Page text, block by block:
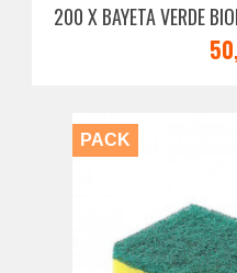
200 X BAYETA VERDE
PACK